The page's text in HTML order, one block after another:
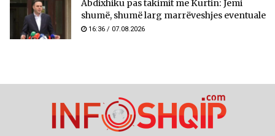
Abdixhiku pas takimit me Kurtin: Jemi
shumë, shumë larg marrëveshjes eventuale
16:36 / 07.08.2026